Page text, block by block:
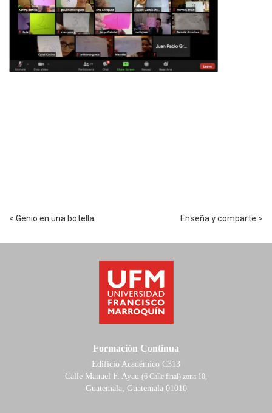
< Genio en una botella Enseña y comparte >
Formación Continua
Edificio Académico C313
Calle Manuel F. Ayau (6 Calle final) zona 10,
Guatemala, Guatemala 01010